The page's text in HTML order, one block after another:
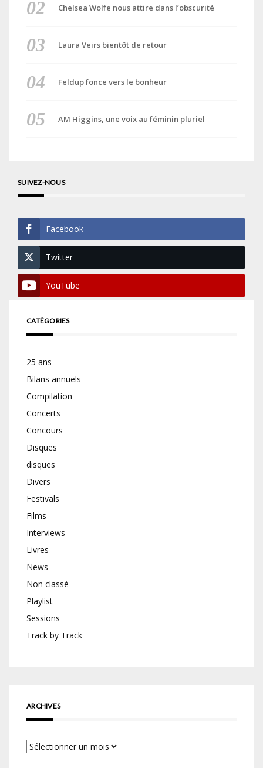
Chelsea Wolfe nous attire dans l’obscurité
Laura Veirs bientôt de retour
Feldup fonce vers le bonheur
AM Higgins, une voix au féminin pluriel
SUIVEZ-NOUS
Facebook
Twitter
YouTube
CATÉGORIES
25 ans
Bilans annuels
Compilation
Concerts
Concours
Disques
disques
Divers
Festivals
Films
Interviews
Livres
News
Non classé
Playlist
Sessions
Track by Track
ARCHIVES
Archives